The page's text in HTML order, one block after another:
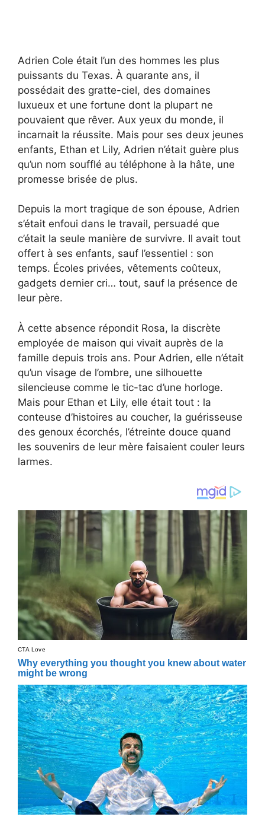
Adrien Cole était l’un des hommes les plus
puissants du Texas. À quarante ans, il
possédait des gratte-ciel, des domaines
luxueux et une fortune dont la plupart ne
pouvaient que rêver. Aux yeux du monde, il
incarnait la réussite. Mais pour ses deux jeunes
enfants, Ethan et Lily, Adrien n’était guère plus
qu’un nom soufflé au téléphone à la hâte, une
promesse brisée de plus.
Depuis la mort tragique de son épouse, Adrien
s’était enfoui dans le travail, persuadé que
c’était la seule manière de survivre. Il avait tout
offert à ses enfants, sauf l’essentiel : son
temps. Écoles privées, vêtements coûteux,
gadgets dernier cri… tout, sauf la présence de
leur père.
À cette absence répondit Rosa, la discrète
employée de maison qui vivait auprès de la
famille depuis trois ans. Pour Adrien, elle n’était
qu’un visage de l’ombre, une silhouette
silencieuse comme le tic-tac d’une horloge.
Mais pour Ethan et Lily, elle était tout : la
conteuse d’histoires au coucher, la guérisseuse
des genoux écorchés, l’étreinte douce quand
les souvenirs de leur mère faisaient couler leurs
larmes.